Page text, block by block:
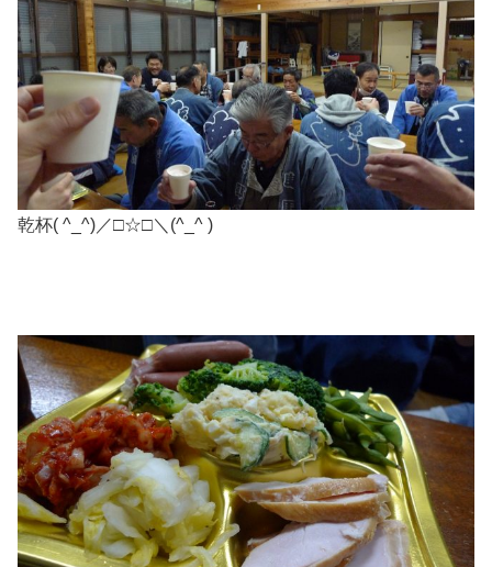
乾杯( ^_^)／□☆□＼(^_^ )